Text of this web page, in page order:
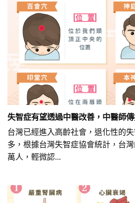
失智症有望透過中醫改善，中醫師
台灣已經進入高齡社會，退化性的
多，根據台灣失智症協會統計，台
萬人，輕微認...